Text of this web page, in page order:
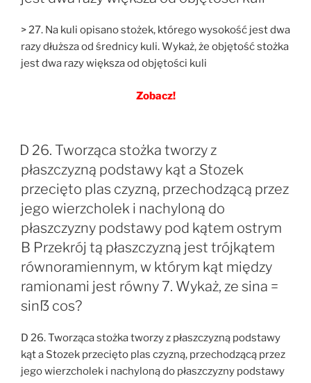
> 27. Na kuli opisano stożek, którego wysokość jest dwa
razy dłuższa od średnicy kuli. Wykaż, że objętość stożka
jest dwa razy większa od objętości kuli
Zobacz!
D 26. Tworząca stożka tworzy z
płaszczyzną podstawy kąt a Stozek
przecięto plas czyzną, przechodzącą przez
jego wierzcholek i nachyloną do
płaszczyzny podstawy pod kątem ostrym
B Przekrój tą płaszczyzną jest trójkątem
równoramiennym, w którym kąt między
ramionami jest równy 7. Wykaż, ze sina =
sinẞ cos?
D 26. Tworząca stożka tworzy z płaszczyzną podstawy
kąt a Stozek przecięto plas czyzną, przechodzącą przez
jego wierzcholek i nachyloną do płaszczyzny podstawy